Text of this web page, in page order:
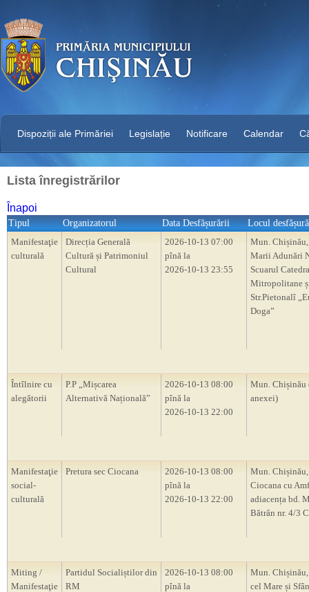
Dispoziții ale Primăriei Legislație Notificare Calendar
Lista înregistrărilor
Înapoi
Tipul Organizatorul Data Desfășurării
Locul
Manifestaţie
culturală
Direcția Generală
Cultură și Patrimoniul
Cultural
2026-10-13 07:00
pînă la
2026-10-13 23:55
Mun.
Marii Adunări
Scuarul
Mitropolitane
Str.Pietonalî
Doga”
Întîlnire cu
alegătorii
P.P „Mișcarea
Alternativă Națională”
2026-10-13 08:00
pînă la
2026-10-13 22:00
Mun. Chișinău
anexei)
Manifestaţie
social-
culturală
Pretura sec Ciocana
2026-10-13 08:00
pînă la
2026-10-13 22:00
Mun.
Ciocana cu
adiacența bd.
Bătrân nr. 4/3
Miting /
Manifestaţie
Partidul Socialiștilor din
RM
2026-10-13 08:00
pînă la
Mun.
cel Mare și